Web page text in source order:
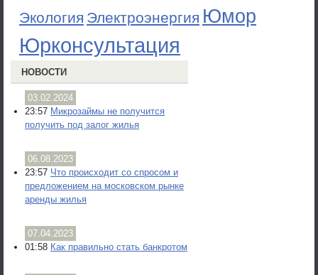
Экология Электроэнергия Юмор
Юрконсультация
НОВОСТИ
03.02.2024
23:57 Микрозаймы не получится
получить под залог жилья
06.08.2023
23:57 Что происходит со спросом и
предложением на московском рынке
аренды жилья
07.04.2023
01:58 Как правильно стать банкротом